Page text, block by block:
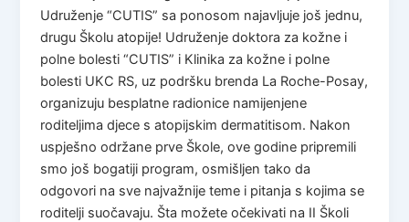
Udruženje “CUTIS” sa ponosom najavljuje još jednu,
drugu Školu atopije! Udruženje doktora za kožne i
polne bolesti “CUTIS” i Klinika za kožne i polne
bolesti UKC RS, uz podršku brenda La Roche-Posay,
organizuju besplatne radionice namijenjene
roditeljima djece s atopijskim dermatitisom. Nakon
uspješno održane prve Škole, ove godine pripremili
smo još bogatiji program, osmišljen tako da
odgovori na sve najvažnije teme i pitanja s kojima se
roditelji suočavaju. Šta možete očekivati na II Školi